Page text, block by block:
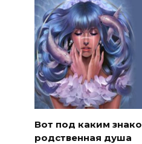
Вот под каким
родственная душа